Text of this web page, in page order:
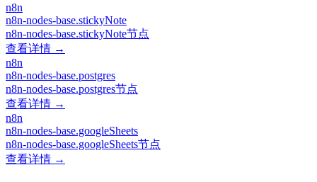
n8n
n8n-nodes-base.stickyNote
n8n-nodes-base.stickyNote节点
查看详情 →
n8n
n8n-nodes-base.postgres
n8n-nodes-base.postgres节点
查看详情 →
n8n
n8n-nodes-base.googleSheets
n8n-nodes-base.googleSheets节点
查看详情 →